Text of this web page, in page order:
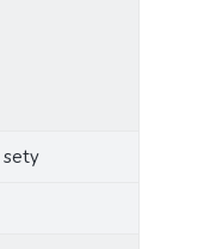
sety